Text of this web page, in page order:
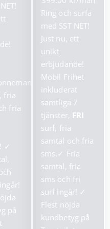
99.00 kr.
fria
fria
✓
på
ursprungliga
priset
var:
799.00 kr.
Ring och surfa
med SST NET!
Just nu, ett
unikt
erbjudande!
Mobil Frihet
inkluderat
samtliga 7
tjänster, FRI
surf, fria
samtal och fria
sms. ✓ Fria
samtal, fria
sms och fri
surf ingår! ✓
Flest nöjda
kundbetyg på